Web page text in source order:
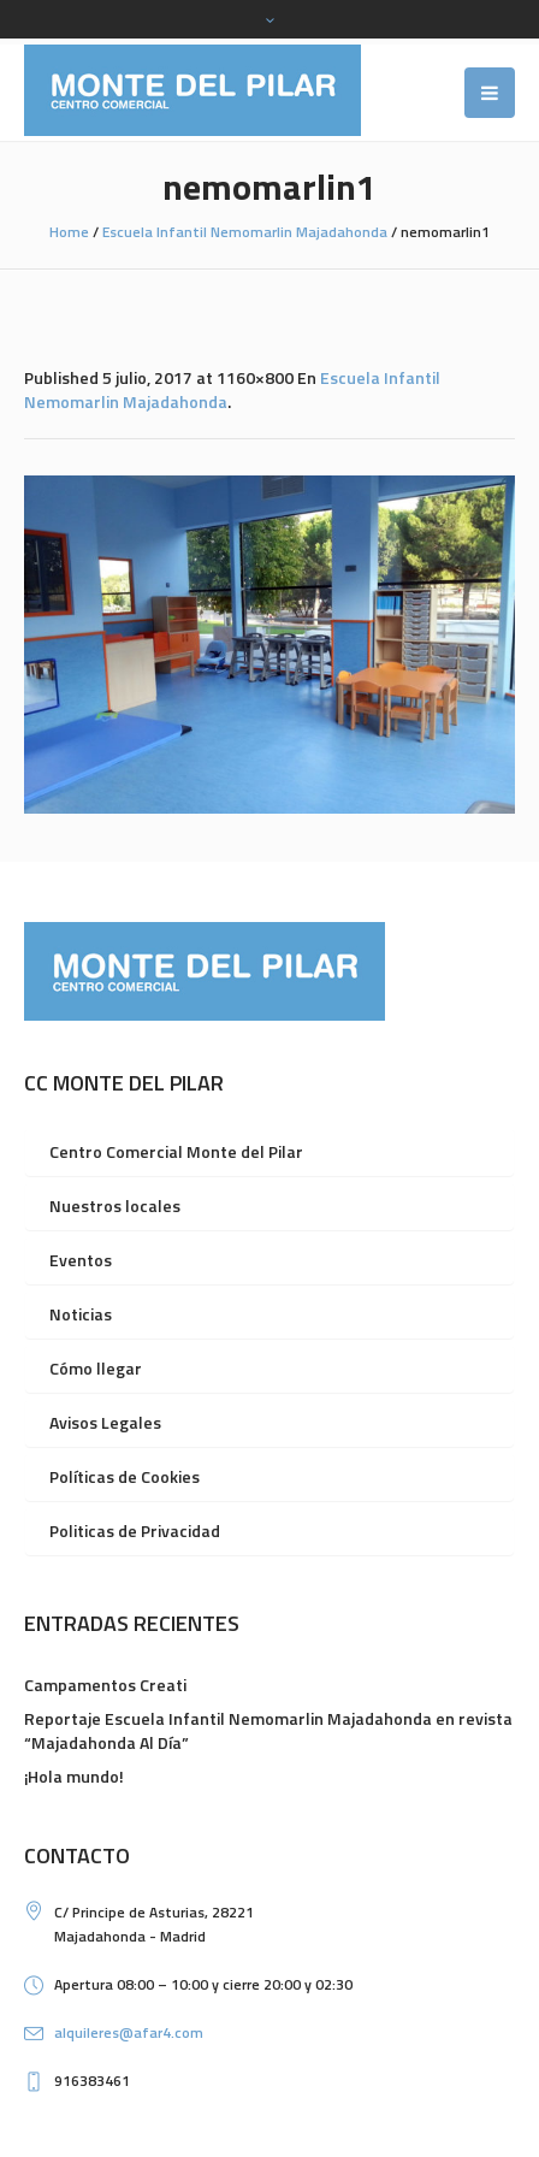
nemomarlin1
Home /Escuela Infantil Nemomarlin Majadahonda/nemomarlin1
Published5 julio, 2017 at 1160×800 En Escuela Infantil
Nemomarlin Majadahonda.
CC MONTE DEL PILAR
Centro Comercial Monte del Pilar
Nuestros locales
Eventos
Noticias
Cómo llegar
Avisos Legales
Políticas de Cookies
Politicas de Privacidad
ENTRADAS RECIENTES
Campamentos Creati
Reportaje Escuela Infantil Nemomarlin Majadahonda en revista
“Majadahonda Al Día”
¡Hola mundo!
CONTACTO
C/ Principe de Asturias, 28221
Majadahonda - Madrid
Apertura 08:00 – 10:00 y cierre 20:00 y 02:30
alquileres@afar4.com
916383461